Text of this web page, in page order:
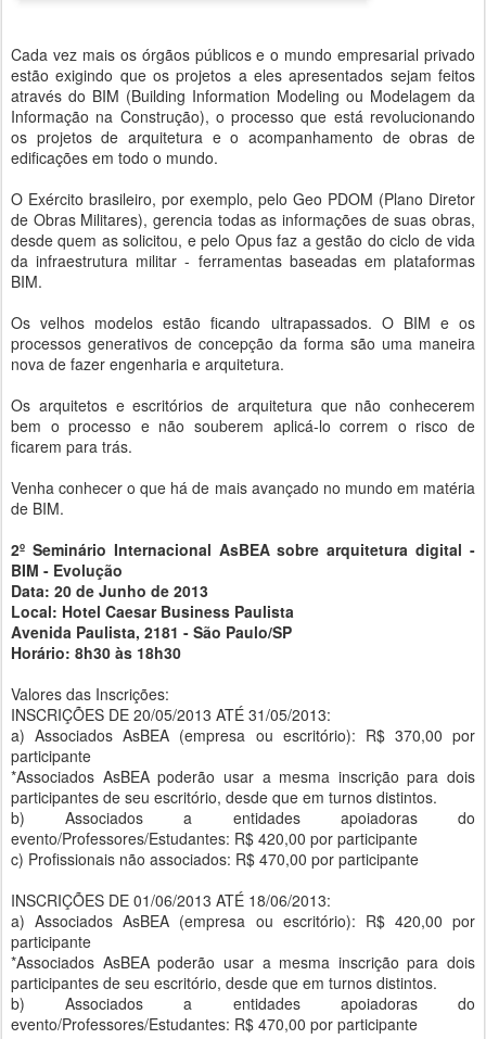
Cada vez mais os órgãos públicos e o mundo empresarial privado
estão exigindo que os projetos a eles apresentados sejam feitos
através do BIM (Building Information Modeling ou Modelagem da
Informação na Construção), o processo que está revolucionando
os projetos de arquitetura e o acompanhamento de obras de
edificações em todo o mundo.
O Exército brasileiro, por exemplo, pelo Geo PDOM (Plano Diretor
de Obras Militares), gerencia todas as informações de suas obras,
desde quem as solicitou, e pelo Opus faz a gestão do ciclo de vida
da infraestrutura militar - ferramentas baseadas em plataformas
BIM.
Os velhos modelos estão ficando ultrapassados. O BIM e os
processos generativos de concepção da forma são uma maneira
nova de fazer engenharia e arquitetura.
Os arquitetos e escritórios de arquitetura que não conhecerem
bem o processo e não souberem aplicá-lo correm o risco de
ficarem para trás.
Venha conhecer o que há de mais avançado no mundo em matéria
de BIM.
2º Seminário Internacional AsBEA sobre arquitetura digital -
BIM - Evolução
Data: 20 de Junho de 2013
Local: Hotel Caesar Business Paulista
Avenida Paulista, 2181 - São Paulo/SP
Horário: 8h30 às 18h30
Valores das Inscrições:
INSCRIÇÕES DE 20/05/2013 ATÉ 31/05/2013:
a) Associados AsBEA (empresa ou escritório): R$ 370,00 por
participante
*Associados AsBEA poderão usar a mesma inscrição para dois
participantes de seu escritório, desde que em turnos distintos.
b) Associados a entidades apoiadoras do
evento/Professores/Estudantes: R$ 420,00 por participante
c) Profissionais não associados: R$ 470,00 por participante
INSCRIÇÕES DE 01/06/2013 ATÉ 18/06/2013:
a) Associados AsBEA (empresa ou escritório): R$ 420,00 por
participante
*Associados AsBEA poderão usar a mesma inscrição para dois
participantes de seu escritório, desde que em turnos distintos.
b) Associados a entidades apoiadoras do
evento/Professores/Estudantes: R$ 470,00 por participante